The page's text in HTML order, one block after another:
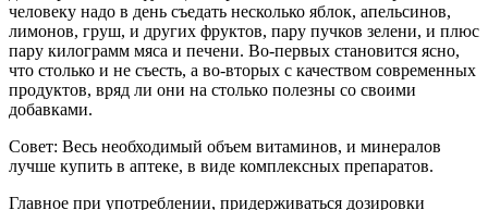
человеку надо в день съедать несколько яблок, апельсинов,
лимонов, груш, и других фруктов, пару пучков зелени, и плюс
пару килограмм мяса и печени. Во-первых становится ясно,
что столько и не съесть, а во-вторых с качеством современных
продуктов, вряд ли они на столько полезны со своими
добавками.
Совет: Весь необходимый объем витаминов, и минералов
лучше купить в аптеке, в виде комплексных препаратов.
Главное при употреблении, придерживаться дозировки